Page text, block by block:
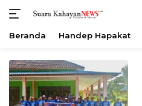
konten
Beranda Handep Hapakat